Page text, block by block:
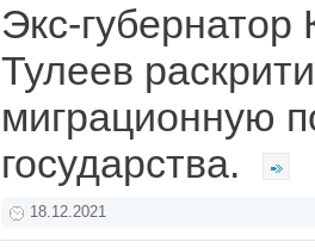
Экс-
Тулеев
миграционную
государства.
18.12.2021